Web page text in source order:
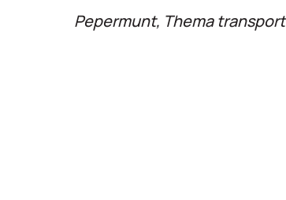
Pepermunt, Thema transport